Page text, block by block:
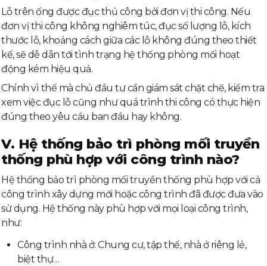
Lỗ trên ống được đục thủ công bởi đơn vị thi công. Nếu
đơn vị thi công không nghiêm túc, đục số lượng lỗ, kích
thước lỗ, khoảng cách giữa các lỗ không đúng theo thiết
kế, sẽ dễ dẫn tới tình trạng hệ thống phòng mối hoạt
động kém hiệu quả.
Chính vì thế mà chủ đầu tư cần giám sát chặt chẽ, kiểm tra
xem việc đục lỗ cũng như quá trình thi công có thực hiện
đúng theo yêu cầu ban đầu hay không.
V. Hệ thống bảo trì phòng mối truyền
thống phù hợp với công trình nào?
Hệ thống bảo trì phòng mối truyền thống phù hợp với cả
công trình xây dựng mới hoặc công trình đã được đưa vào
sử dụng. Hệ thống này phù hợp với mọi loại công trình,
như:
Công trình nhà ở: Chung cư, tập thể, nhà ở riêng lẻ,
biệt thự…